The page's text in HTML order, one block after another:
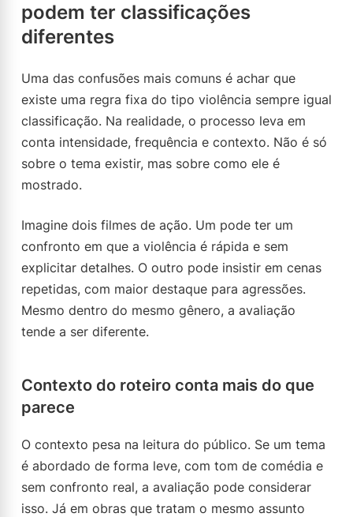
podem ter classificações
diferentes
Uma das confusões mais comuns é achar que
existe uma regra fixa do tipo violência sempre igual
classificação. Na realidade, o processo leva em
conta intensidade, frequência e contexto. Não é só
sobre o tema existir, mas sobre como ele é
mostrado.
Imagine dois filmes de ação. Um pode ter um
confronto em que a violência é rápida e sem
explicitar detalhes. O outro pode insistir em cenas
repetidas, com maior destaque para agressões.
Mesmo dentro do mesmo gênero, a avaliação
tende a ser diferente.
Contexto do roteiro conta mais do que
parece
O contexto pesa na leitura do público. Se um tema
é abordado de forma leve, com tom de comédia e
sem confronto real, a avaliação pode considerar
isso. Já em obras que tratam o mesmo assunto